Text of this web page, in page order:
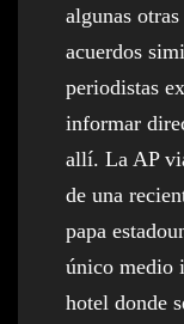
algunas
acuerdos
periodistas
informar
allí. La AP
de una
papa
único medio
hotel donde